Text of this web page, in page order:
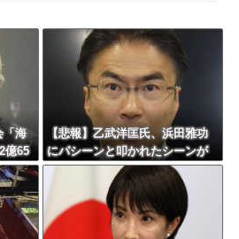
様……？」あきら「……白石」
海外「おめでとうタキ！」リヴァプール南野がバースデーゴール！！
海
億65
【悲報】乙武洋匡氏、浜田雅功
にパシーンと叩かれたシーンが
オンエアされず「障害者相手だ
と放送されなくなる。俺、逆差
別だと思って」